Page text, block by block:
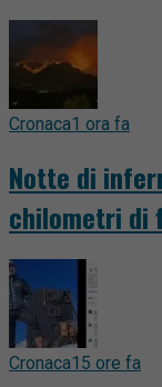
Cronaca1 ora fa
Notte di
chilometri di
Cronaca15 ore fa